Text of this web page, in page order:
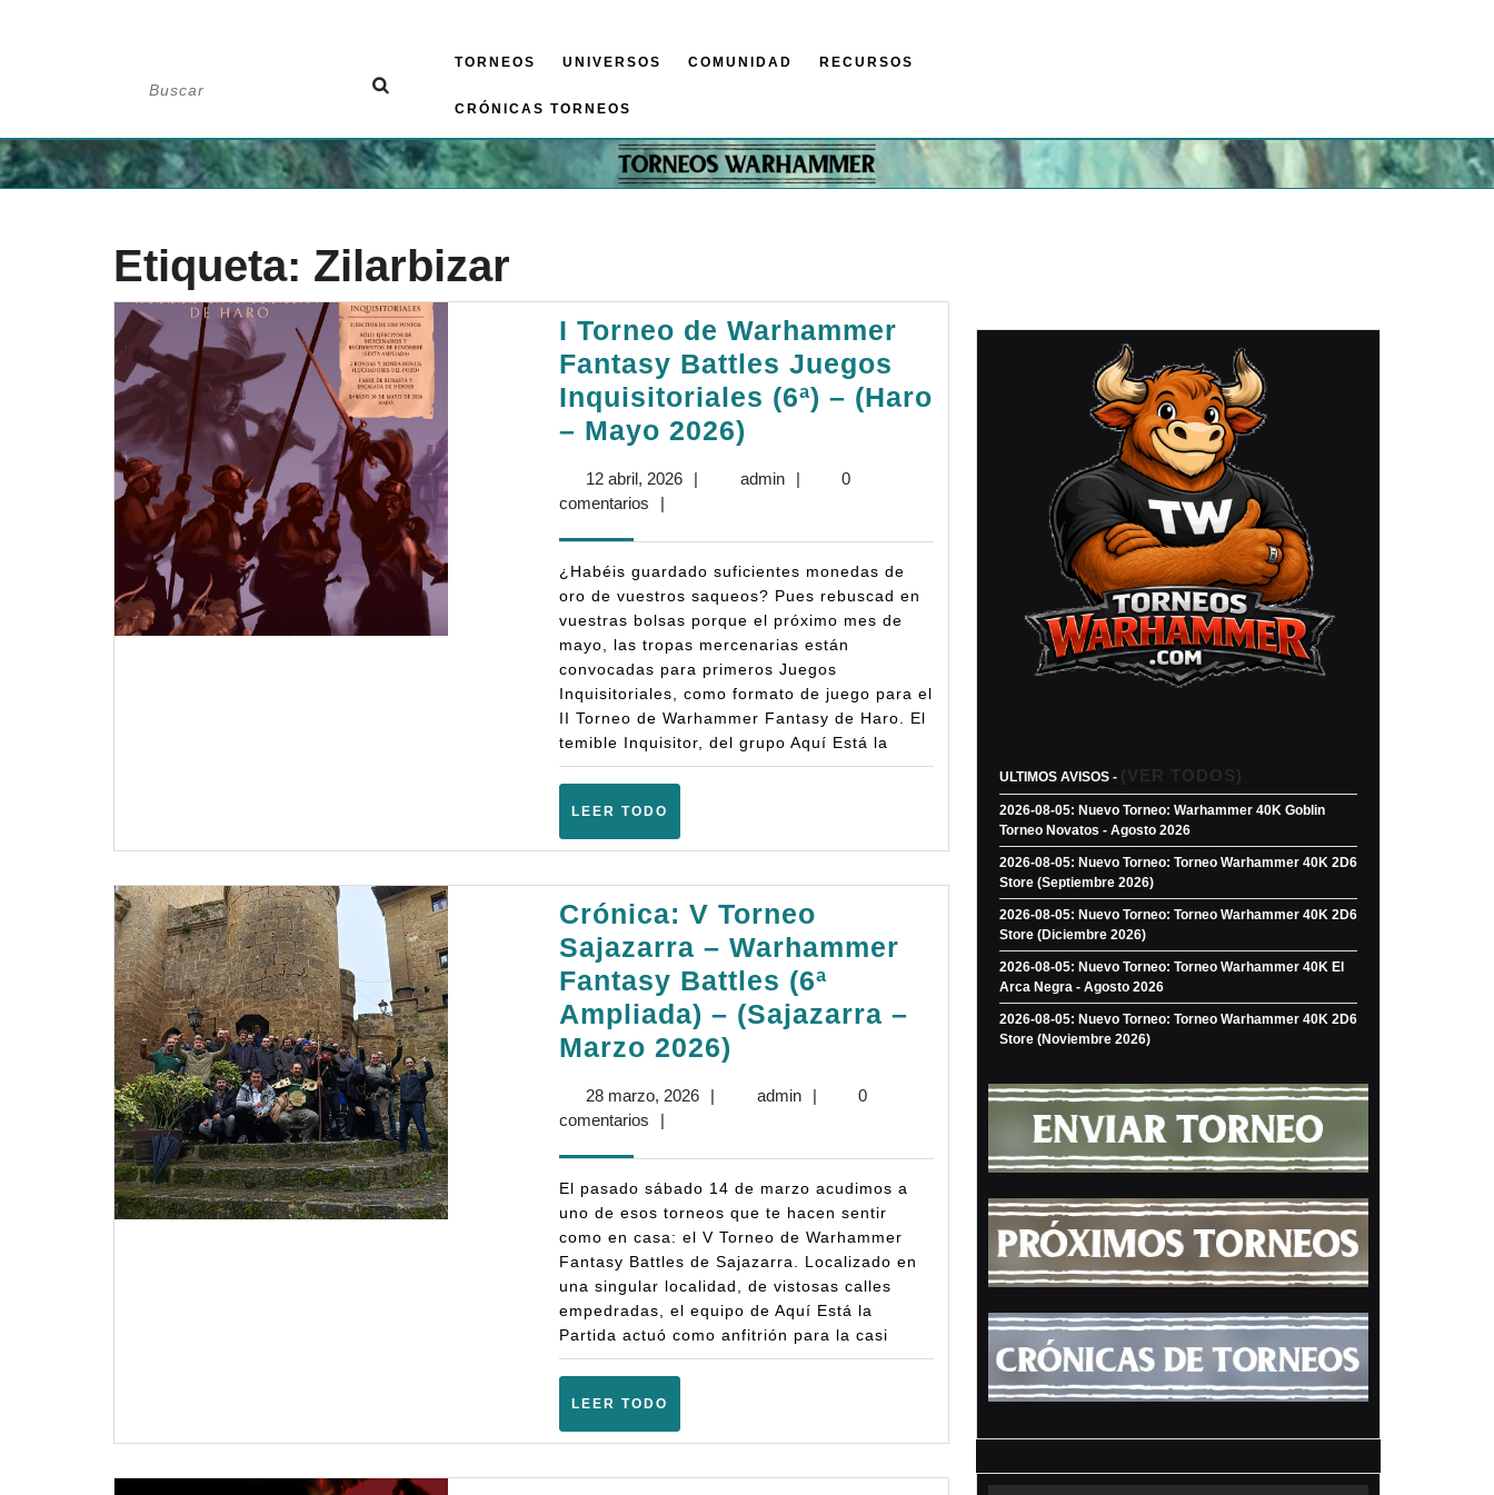
TORNEOS UNIVERSOS COMUNIDAD RECURSOS
CRÓNICAS TORNEOS
Etiqueta: Zilarbizar
I Torneo de Warhammer
Fantasy Battles Juegos
Inquisitoriales (6ª) – (Haro
– Mayo 2026)
Fantasy
Battles
Juegos
Inquisitoriales
(6ª)
–
(Haro
12 abril, 202612| adminadmin
|
0
comentarios
|
¿Habéis guardado suficientes monedas de
oro de vuestros saqueos? Pues rebuscad en
vuestras bolsas porque el próximo mes de
mayo, las tropas mercenarias están
convocadas para primeros Juegos
Inquisitoriales, como formato de juego para el
II Torneo de Warhammer Fantasy de Haro. El
temible Inquisitor, del grupo Aquí Está la
LEER TODO
Crónica: V Torneo
Sajazarra – Warhammer
Fantasy Battles (6ª
Ampliada) – (Sajazarra –
Marzo 2026)
Torneo
–
Warhammer
Fantasy
Battles
(6ª
Ampliada)
–
Marzo
28 marzo, 202628| adminadmin
|
0
comentarios
|
El pasado sábado 14 de marzo acudimos a
uno de esos torneos que te hacen sentir
como en casa: el V Torneo de Warhammer
Fantasy Battles de Sajazarra. Localizado en
una singular localidad, de vistosas calles
empedradas, el equipo de Aquí Está la
Partida actuó como anfitrión para la casi
LEER TODO
ULTIMOS AVISOS - (VER TODOS)
2026-08-05: Nuevo Torneo: Warhammer 40K Goblin
Torneo Novatos - Agosto 2026
2026-08-05: Nuevo Torneo: Torneo Warhammer 40K 2D6
Store (Septiembre 2026)
2026-08-05: Nuevo Torneo: Torneo Warhammer 40K 2D6
Store (Diciembre 2026)
2026-08-05: Nuevo Torneo: Torneo Warhammer 40K El
Arca Negra - Agosto 2026
2026-08-05: Nuevo Torneo: Torneo Warhammer 40K 2D6
Store (Noviembre 2026)